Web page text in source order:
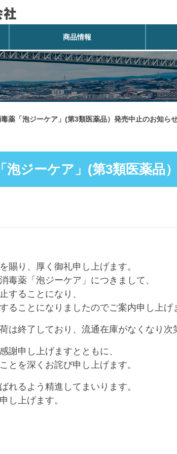
商品情報
薬「泡ジーケア」(第3類医薬品）発売中止のお知ら
泡ジーケア」(第3類医薬品
賜り、厚く御礼申し上げます。
毒薬「泡ジーケア」につきまして、
することになり、
ることになりましたのでご案内申し上げ
は終了しており、流通在庫がなくなり次
謝申し上げますとともに、
とを深くお詫び申し上げます。
れるよう精進してまいります。
し上げます。